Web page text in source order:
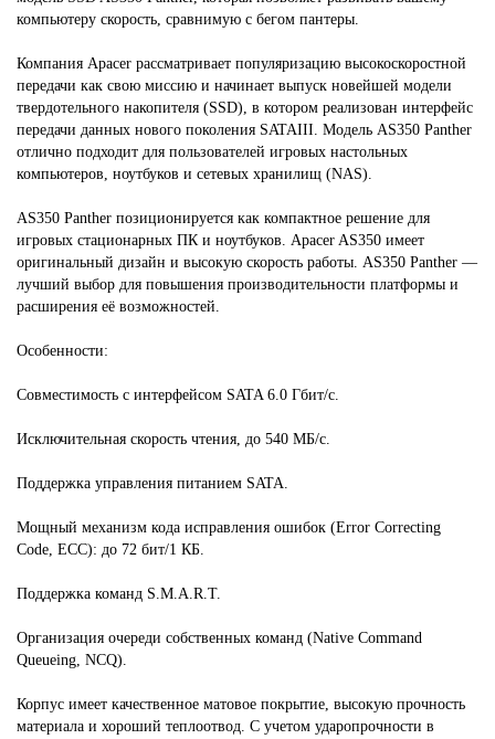
компьютеру скорость, сравнимую с бегом пантеры.
Компания Apacer рассматривает популяризацию высокоскоростной
передачи как свою миссию и начинает выпуск новейшей модели
твердотельного накопителя (SSD), в котором реализован интерфейс
передачи данных нового поколения SATAIII. Модель AS350 Panther
отлично подходит для пользователей игровых настольных
компьютеров, ноутбуков и сетевых хранилищ (NAS).
AS350 Panther позиционируется как компактное решение для
игровых стационарных ПК и ноутбуков. Apacer AS350 имеет
оригинальный дизайн и высокую скорость работы. AS350 Panther —
лучший выбор для повышения производительности платформы и
расширения её возможностей.
Особенности:
Совместимость с интерфейсом SATA 6.0 Гбит/с.
Исключительная скорость чтения, до 540 МБ/с.
Поддержка управления питанием SATA.
Мощный механизм кода исправления ошибок (Error Correcting
Code, ECC): до 72 бит/1 КБ.
Поддержка команд S.M.A.R.T.
Организация очереди собственных команд (Native Command
Queueing, NCQ).
Корпус имеет качественное матовое покрытие, высокую прочность
материала и хороший теплоотвод. С учетом ударопрочности в